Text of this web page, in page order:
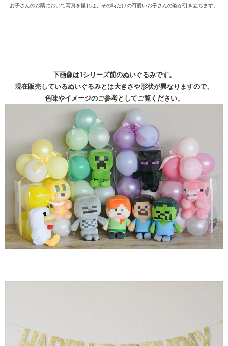
お子さんのお隣において写真を撮れば、その時だけの可愛いお子さんの姿が引き立ちます。
下画像は1シリーズ前のぬいぐるみです。
現在販売しているぬいぐるみとは大きさや形状が異なりますので、
色味やイメージのご参考としてご覧ください。